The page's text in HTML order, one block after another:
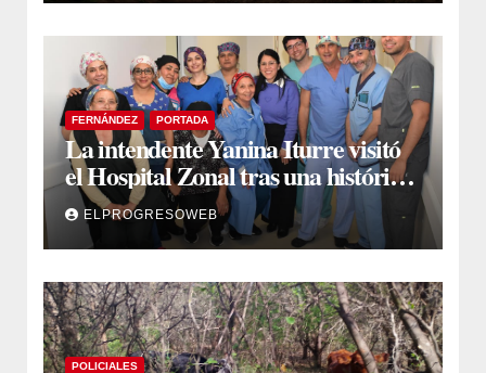
FERNÁNDEZ PORTADA
La intendente Yanina Iturre visitó
el Hospital Zonal tras una histórica
jornada de intervenciones
laparoscópicas
ELPROGRESOWEB
POLICIALES